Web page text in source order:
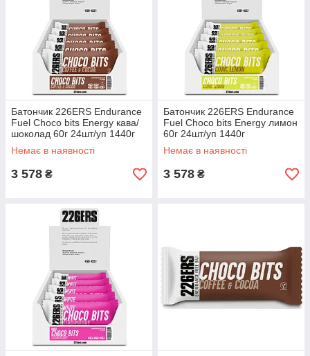
Батончик 226ERS Endurance
Fuel Choco bits Energy кава/
шоколад 60г 24шт/уп 1440г
Немає в наявності
3 578 ₴
Батончик 226ERS Endurance
Fuel Choco bits Energy лимон
60г 24шт/уп 1440г
Немає в наявності
3 578 ₴